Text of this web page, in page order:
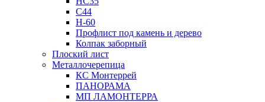
С44
Н-60
Профлист под камень и дерево
Колпак заборный
Плоский лист
Металлочерепица
КС Монтеррей
ПАНОРАМА
МП ЛАМОНТЕРРА